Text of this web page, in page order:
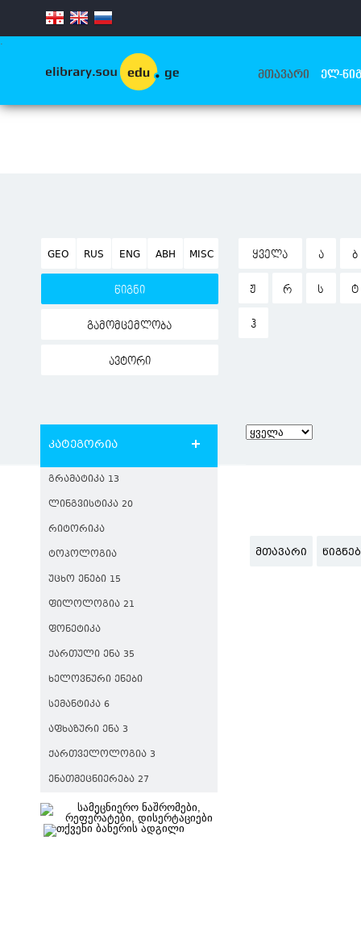
.
ᲛᲗᲐᲕᲐᲠᲘ ᲔᲚ-
GEO RUS ENG ABH MISC
წიგნი
გამომცემლობა
ავტორი
ᲧᲕᲔᲚᲐ Ა Ბ
Ჟ Რ Ს Ტ
Ჰ
კატეგორია
ᲒᲠᲐᲛᲐᲢᲘᲙᲐ 13
ᲚᲘᲜᲒᲕᲘᲡᲢᲘᲙᲐ 20
ᲠᲘᲢᲝᲠᲘᲙᲐ
ᲢᲝᲞᲝᲚᲝᲒᲘᲐ
ᲣᲪᲮᲝ ᲔᲜᲔᲑᲘ 15
ᲤᲘᲚᲝᲚᲝᲒᲘᲐ 21
ᲤᲝᲜᲔᲢᲘᲙᲐ
ᲥᲐᲠᲗᲣᲚᲘ ᲔᲜᲐ 35
ᲮᲔᲚᲝᲕᲜᲣᲠᲘ ᲔᲜᲔᲑᲘ
ᲡᲔᲛᲐᲜᲢᲘᲙᲐ 6
ᲐᲤᲮᲐᲖᲣᲠᲘ ᲔᲜᲐ 3
ᲥᲐᲠᲗᲕᲔᲚᲝᲚᲝᲒᲘᲐ 3
ᲔᲜᲐᲗᲛᲔᲪᲜᲘᲔᲠᲔᲑᲐ 27
ᲛᲗᲐᲕᲐᲠᲘ